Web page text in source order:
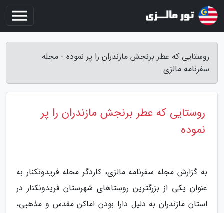
روستایی که عطر برنجش مازندران را پر نموده - مجله
سفرنامه مالزی
روستایی که عطر برنجش مازندران را پر
نموده
به گزارش مجله سفرنامه مالزی، کاردگر محله فریدونکنار به
عنوان یکی از بزرگترین روستاهای شهرستان فریدونکنار در
استان مازندران به دلیل دارا بودن اماکن مقدس و مذهبی،